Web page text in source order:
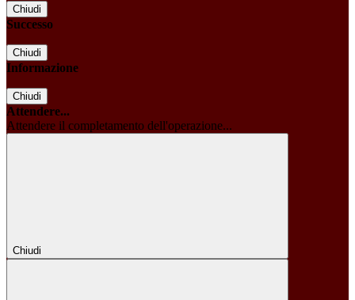
Chiudi
Successo
Chiudi
Informazione
Chiudi
Attendere...
Attendere il completamento dell'operazione...
Chiudi